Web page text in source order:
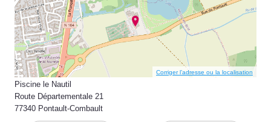
Corriger l’adresse ou la localisation
Piscine le Nautil
Route Départementale 21
77340 Pontault-Combault